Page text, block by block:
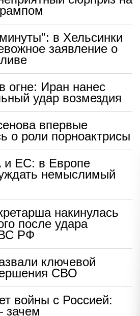
в Хельсинки
заявление о
Иран нанес
удар возмездия
впервые
о роли порноактрисы
ЕС: в Европе
немыслимый
накинулась
после удара
РФ
ключевой
СВО
войны с Россией:
зачем